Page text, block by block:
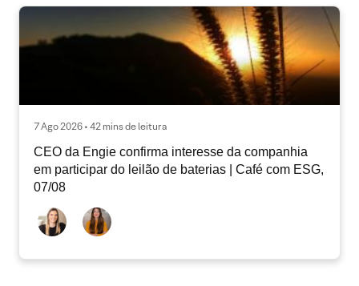
7 Ago 2026 • 42 mins de leitura
CEO da Engie confirma interesse da companhia
em participar do leilão de baterias | Café com ESG,
07/08